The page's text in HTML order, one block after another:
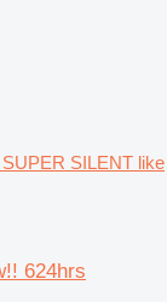
SILENT like
624hrs